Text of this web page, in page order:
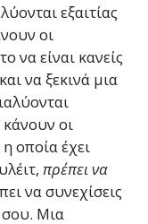
εξαιτίας
οι
να είναι κανείς
να ξεκινά μια
οι
οποία έχει
πρέπει να
να συνεχίσεις
σου. Μια